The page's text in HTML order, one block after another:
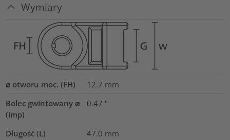
Wymiary
⌀ otworu moc. (FH)
12.7 mm
Bolec gwintowany ⌀
(imp)
0.47 "
Długość (L) 47.0 mm